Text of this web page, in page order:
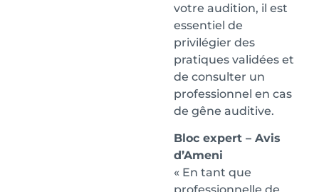
votre audition, il est
essentiel de
privilégier des
pratiques validées et
de consulter un
professionnel en cas
de gêne auditive.
Bloc expert – Avis
d’Ameni
« En tant que